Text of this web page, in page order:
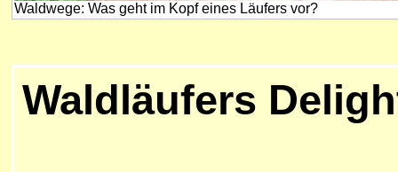
Waldwege: Was geht im Kopf eines Läufers vor?
Waldläufers